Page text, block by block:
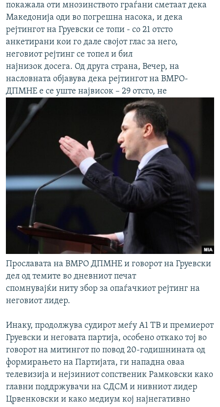
покажала оти мнозинството граѓани сметаат дека
Македонија оди во погрешна насока, и дека
рејтингот на Груевски се топи - со 21 отсто
анкетирани кои го дале својот глас за него,
неговиот рејтинг се топел и бил
најнизок досега. Од друга страна, Вечер, на
насловната објавува дека рејтингот на ВМРО-
ДПМНЕ е се уште највисок – 29 отсто, не
Прославата на ВМРО ДПМНЕ и говорот на Груевски
дел од темите во дневниот печат
спомнувајќи ниту збор за опаѓачкиот рејтинг на
неговиот лидер.
Инаку, продолжува судирот меѓу А1 ТВ и премиерот
Груевски и неговата партија, особено откако тој во
говорот на митингот по повод 20-годишнината од
формирањето на Партијата, ги нападна оваа
телевизија и нејзиниот сопственик Рамковски како
главни поддржувачи на СДСМ и нивниот лидер
Црвенковски и како медиум кој најнегативно